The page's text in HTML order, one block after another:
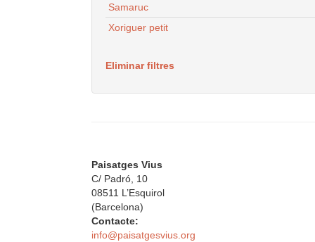
Samaruc
Xoriguer petit
Eliminar filtres
Paisatges Vius
C/ Padró, 10
08511 L’Esquirol
(Barcelona)
Contacte:
info@paisatgesvius.org